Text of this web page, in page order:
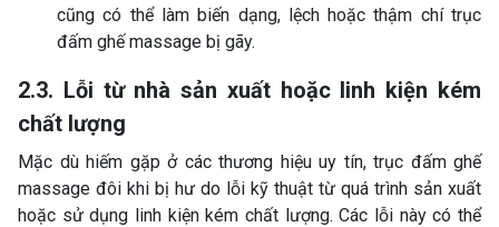
cũng có thể làm biến dạng, lệch hoặc thậm chí trục
đấm ghế massage bị gãy.
2.3. Lỗi từ nhà sản xuất hoặc linh kiện kém
chất lượng
Mặc dù hiếm gặp ở các thương hiệu uy tín, trục đấm ghế
massage đôi khi bị hư do lỗi kỹ thuật từ quá trình sản xuất
hoặc sử dụng linh kiện kém chất lượng. Các lỗi này có thể